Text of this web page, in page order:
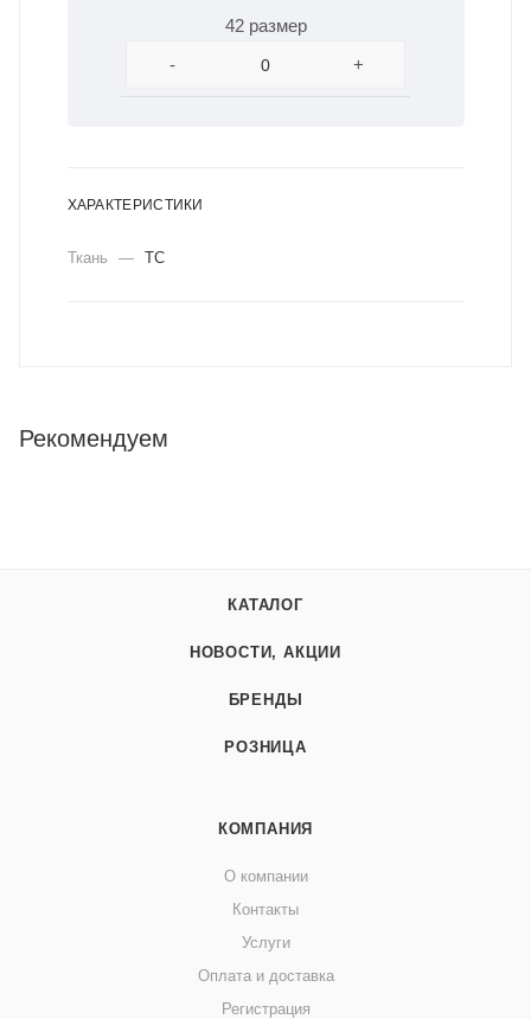
42 размер
-
+
ХАРАКТЕРИСТИКИ
Ткань — ТС
Рекомендуем
КАТАЛОГ
НОВОСТИ, АКЦИИ
БРЕНДЫ
РОЗНИЦА
КОМПАНИЯ
О компании
Контакты
Услуги
Оплата и доставка
Регистрация